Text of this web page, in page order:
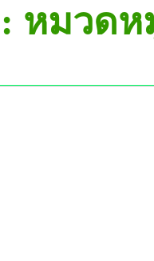
: หมวด